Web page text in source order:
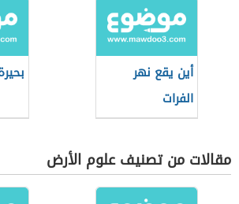
أين يقع نهر
الفرات
مقالات من تصنيف علوم الأرض